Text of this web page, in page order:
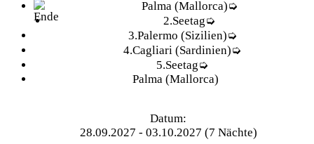
Palma (Mallorca)➭
2.Seetag➭
3.Palermo (Sizilien)➭
4.Cagliari (Sardinien)➭
5.Seetag➭
Palma (Mallorca)
Datum:
28.09.2027 - 03.10.2027 (7 Nächte)